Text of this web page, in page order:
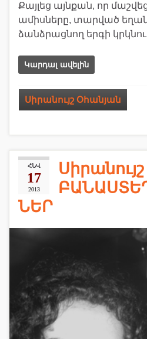
Քայլեց այնքան, որ
ամիսները, տարված
ձանձրացնող երգի
Կարդալ ավելին
Սիրանույշ Օհանյան
ՀՆՎ
17
2013
ՆԵՐ